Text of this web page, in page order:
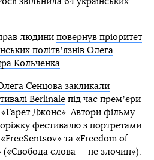
людини повернув пріоритет
політвʼязнів Олега
Кольченка.
Сенцова закликали
Berlinaleпід час премʼєри
«Гарет Джонс». Автори фільму
фестивалю з портретами
та «Freedom of
слова — не злочин»).